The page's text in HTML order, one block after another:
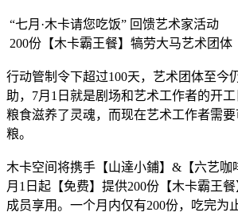
“七月·木卡请您吃饭” 回馈艺术家活动
200份【木卡霸王餐】犒劳大马艺术团体
行动管制令下超过100天，艺术团体至今
助，7月1日就是剧场和艺术工作者的开
粮食滋养了灵魂，而现在艺术工作者需
粮。
木卡空间将携手【山達小鋪】&【六艺咖
月1日起【免费】提供200份【木卡霸王
成员享用。一个月内仅有200份，吃完为